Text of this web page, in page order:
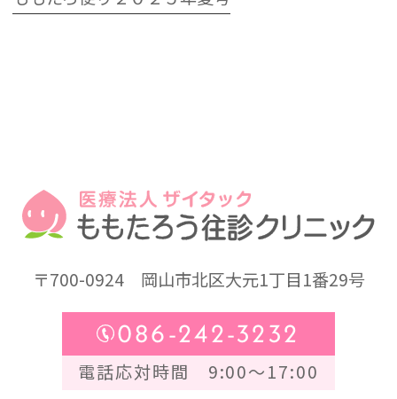
〒700-0924岡山市北区大元1丁目1番29号
086-242-3232
電話応対時間 9:00～17:00